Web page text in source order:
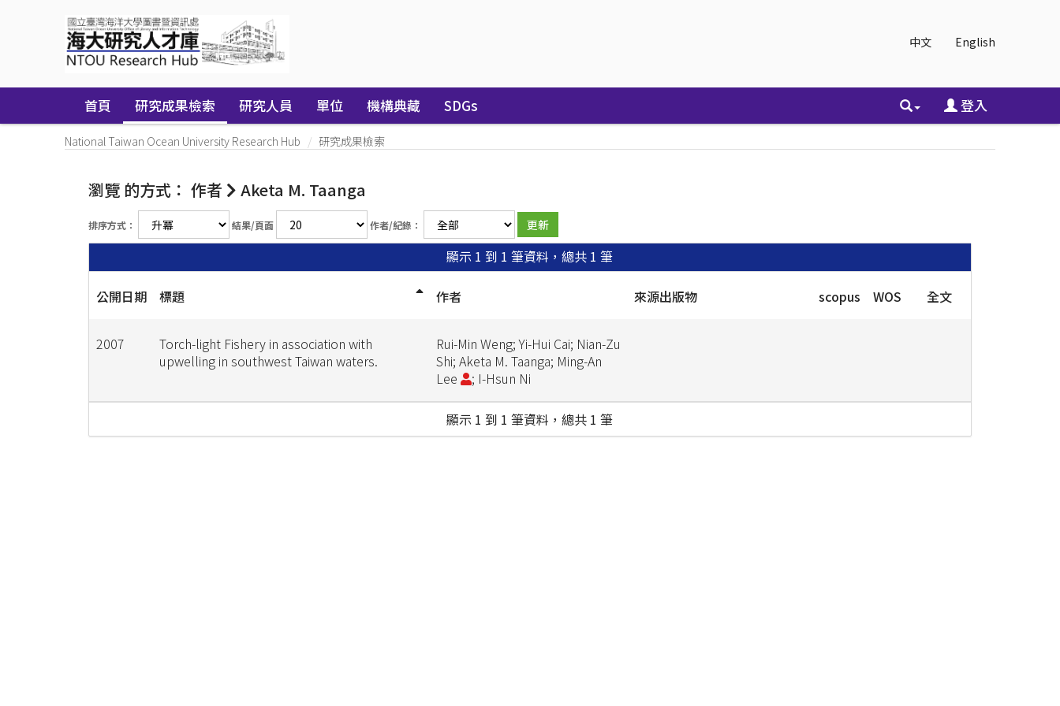
中文 English
首頁 研究成果檢索 研究人員 單位 機構典藏 SDGs 登入
National Taiwan Ocean University Research Hub 研究成果檢索
瀏覽 的方式： 作者 Aketa M. Taanga
排序方式： 結果/頁面 作者/紀錄：
顯示 1 到 1 筆資料，總共 1 筆
公開日期 標題 作者 來源出版物 scopus WOS 全文
2007
Torch-light Fishery in association with
upwelling in southwest Taiwan waters.
Rui-Min Weng; Yi-Hui Cai; Nian-Zu
Shi; Aketa M. Taanga; Ming-An
Lee
; I-Hsun Ni
顯示 1 到 1 筆資料，總共 1 筆